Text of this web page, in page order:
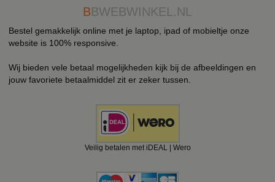
BBWEBWINKEL.NL
Bestel gemakkelijk online met je laptop, ipad of mobieltje onze
website is 100% responsive.
Wij bieden vele betaal mogelijkheden kijk bij de afbeeldingen en
jouw favoriete betaalmiddel zit er zeker tussen.
Veilig betalen met iDEAL | Wero